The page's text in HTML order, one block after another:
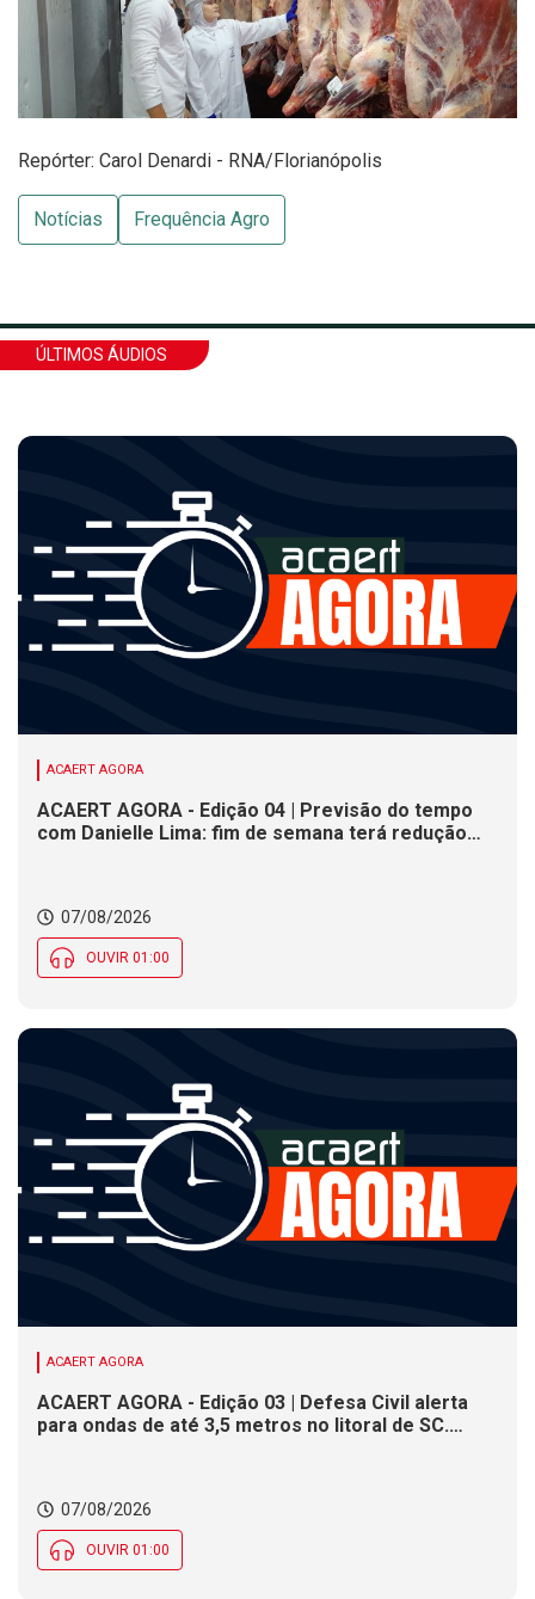
Repórter: Carol Denardi - RNA/Florianópolis
Notícias Frequência Agro
ÚLTIMOS ÁUDIOS
ACAERT AGORA
ACAERT AGORA - Edição 04 | Previsão do tempo
com Danielle Lima: fim de semana terá redução
07/08/2026
OUVIR 01:00
ACAERT AGORA
ACAERT AGORA - Edição 03 | Defesa Civil alerta
para ondas de até 3,5 metros no litoral de SC.
07/08/2026
OUVIR 01:00